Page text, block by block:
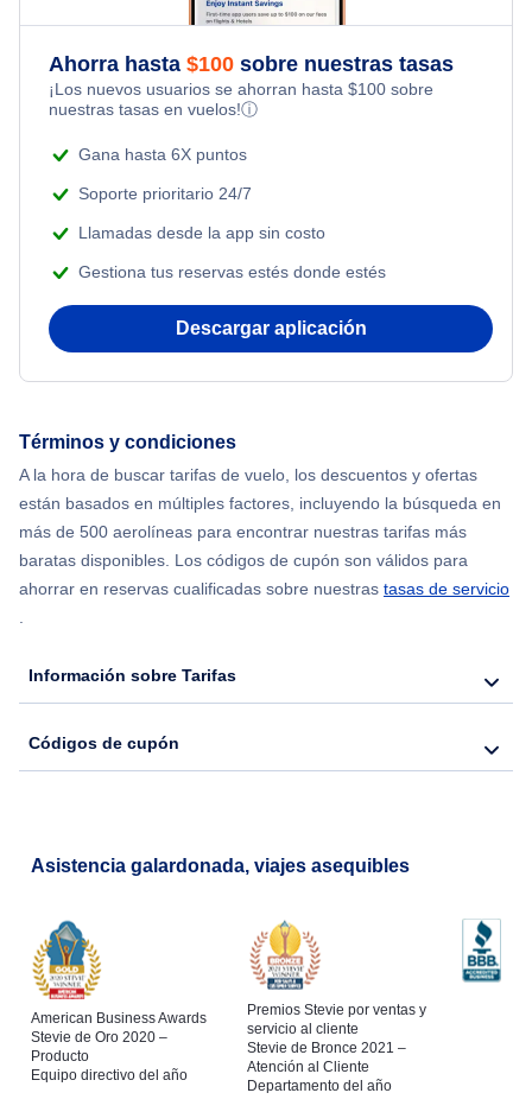
Flights from Nueva York to Estanbul
Flights from Nueva York to Atenas
Flights from Shanghai to Nueva York
Flights from Delhi to Nueva York
Flights from Nueva York to Seúl
Flights from Nueva York to Barcelona
Romantic Vacations
Adventure Vacations
Beach Vacations
Ahorra hasta $100 sobre nuestras tasas
¡Los nuevos usuarios se ahorran hasta $100 sobre
nuestras tasas en vuelos!ⓘ
Gana hasta 6X puntos
Soporte prioritario 24/7
Llamadas desde la app sin costo
Gestiona tus reservas estés donde estés
Descargar aplicación
Términos y condiciones
A la hora de buscar tarifas de vuelo, los descuentos y ofertas
están basados en múltiples factores, incluyendo la búsqueda en
más de 500 aerolíneas para encontrar nuestras tarifas más
baratas disponibles. Los códigos de cupón son válidos para
ahorrar en reservas cualificadas sobre nuestras tasas de servicio
.
Información sobre Tarifas
Códigos de cupón
Asistencia galardonada, viajes asequibles
American Business Awards
Stevie de Oro 2020 –
Producto
Equipo directivo del año
Premios Stevie por ventas y
servicio al cliente
Stevie de Bronce 2021 –
Atención al Cliente
Departamento del año